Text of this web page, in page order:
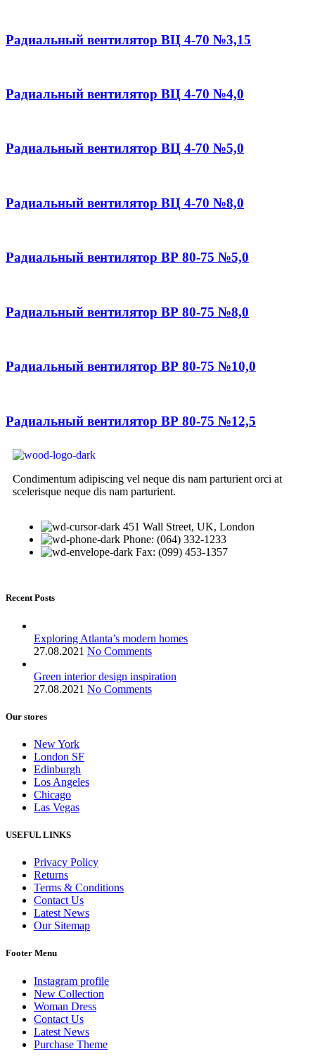
Радиальный вентилятор ВЦ 4-70 №3,15
Радиальный вентилятор ВЦ 4-70 №4,0
Радиальный вентилятор ВЦ 4-70 №5,0
Радиальный вентилятор ВЦ 4-70 №8,0
Радиальный вентилятор ВР 80-75 №5,0
Радиальный вентилятор ВР 80-75 №8,0
Радиальный вентилятор ВР 80-75 №10,0
Радиальный вентилятор ВР 80-75 №12,5
Condimentum adipiscing vel neque dis nam parturient orci at
scelerisque neque dis nam parturient.
451 Wall Street, UK, London
Phone: (064) 332-1233
Fax: (099) 453-1357
Recent Posts
Exploring Atlanta’s modern homes
27.08.2021 No Comments
Green interior design inspiration
27.08.2021 No Comments
Our stores
New York
London SF
Edinburgh
Los Angeles
Chicago
Las Vegas
USEFUL LINKS
Privacy Policy
Returns
Terms & Conditions
Contact Us
Latest News
Our Sitemap
Footer Menu
Instagram profile
New Collection
Woman Dress
Contact Us
Latest News
Purchase Theme